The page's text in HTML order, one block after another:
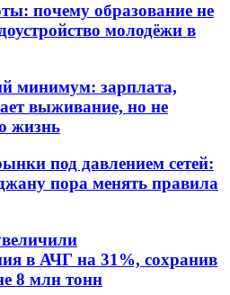
почему образование не
молодёжи в
минимум: зарплата,
выживание, но не
жизнь
под давлением сетей:
пора менять правила
в АЧГ на 31%, сохранив
8 млн тонн